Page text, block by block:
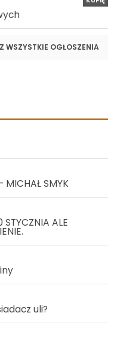
WSZYSTKIE OGŁOSZENIA
MICHAŁ SMYK
ALE
uli?